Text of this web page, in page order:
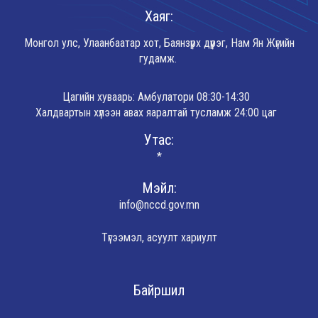
Хаяг:
Монгол улс, Улаанбаатар хот, Баянзүрх дүүрэг, Нам Ян Жүгийн
гудамж.
Цагийн хуваарь: Амбулатори 08:30-14:30
Халдвартын хүлээн авах яаралтай тусламж 24:00 цаг
Утас:
*
Мэйл:
info@nccd.gov.mn
Түгээмэл, асуулт хариулт
Байршил